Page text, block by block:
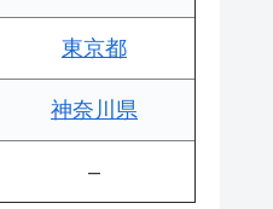
東京都
神奈川県
–